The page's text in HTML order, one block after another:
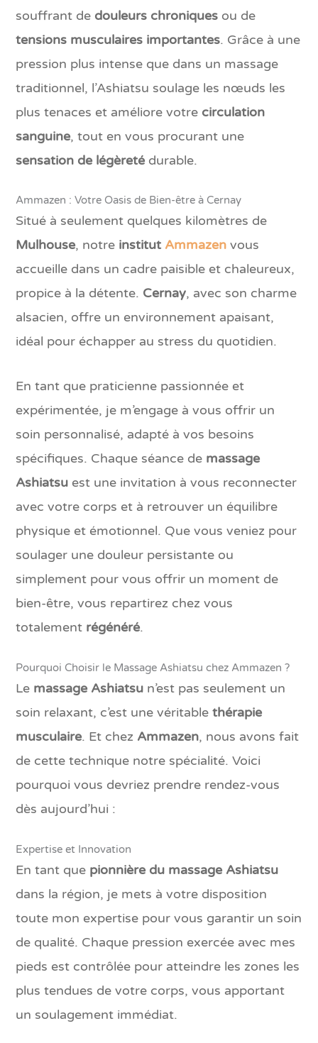
souffrant de douleurs chroniques ou de
tensions musculaires importantes. Grâce à une
pression plus intense que dans un massage
traditionnel, l’Ashiatsu soulage les nœuds les
plus tenaces et améliore votre circulation
sanguine, tout en vous procurant une
sensation de légèreté durable.
Ammazen : Votre Oasis de Bien-être à Cernay
Situé à seulement quelques kilomètres de
Mulhouse, notre institut Ammazen vous
accueille dans un cadre paisible et chaleureux,
propice à la détente. Cernay, avec son charme
alsacien, offre un environnement apaisant,
idéal pour échapper au stress du quotidien.
En tant que praticienne passionnée et
expérimentée, je m’engage à vous offrir un
soin personnalisé, adapté à vos besoins
spécifiques. Chaque séance de massage
Ashiatsu est une invitation à vous reconnecter
avec votre corps et à retrouver un équilibre
physique et émotionnel. Que vous veniez pour
soulager une douleur persistante ou
simplement pour vous offrir un moment de
bien-être, vous repartirez chez vous
totalement régénéré.
Pourquoi Choisir le Massage Ashiatsu chez Ammazen ?
Le massage Ashiatsu n’est pas seulement un
soin relaxant, c’est une véritablethérapie
musculaire. Et chez Ammazen, nous avons fait
de cette technique notre spécialité. Voici
pourquoi vous devriez prendre rendez-vous
dès aujourd’hui :
Expertise et Innovation
En tant que pionnière du massage Ashiatsu
dans la région, je mets à votre disposition
toute mon expertise pour vous garantir un soin
de qualité. Chaque pression exercée avec mes
pieds est contrôlée pour atteindre les zones les
plus tendues de votre corps, vous apportant
un soulagement immédiat.